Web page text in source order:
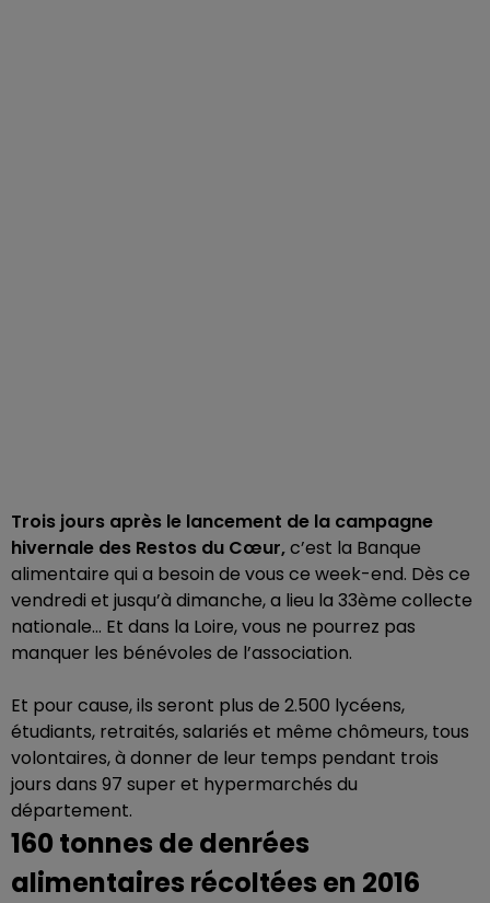
Trois jours après le lancement de la campagne
hivernale des Restos du Cœur,c’est la Banque
alimentaire qui a besoin de vous ce week-end. Dès ce
vendredi et jusqu’à dimanche, a lieu la 33ème collecte
nationale… Et dans la Loire, vous ne pourrez pas
manquer les bénévoles de l’association.
Et pour cause, ils seront plus de 2.500 lycéens,
étudiants, retraités, salariés et même chômeurs, tous
volontaires, à donner de leur temps pendant trois
jours dans 97 super et hypermarchés du
département.
160 tonnes de denrées
alimentaires récoltées en 2016